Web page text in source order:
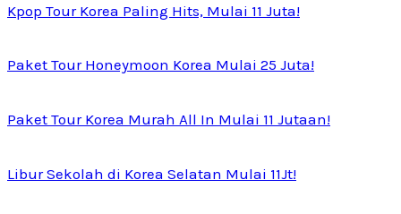
Kpop Tour Korea Paling Hits, Mulai 11 Juta!
Paket Tour Honeymoon Korea Mulai 25 Juta!
Paket Tour Korea Murah All In Mulai 11 Jutaan!
Libur Sekolah di Korea Selatan Mulai 11Jt!